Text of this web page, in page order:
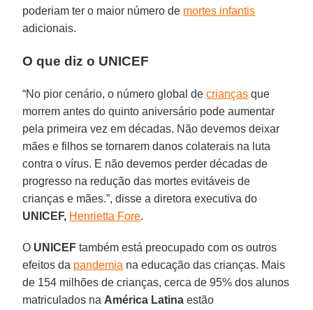
poderiam ter o maior número de mortes infantis
adicionais.
O que diz o UNICEF
“No pior cenário, o número global decrianças que
morrem antes do quinto aniversário pode aumentar
pela primeira vez em décadas. Não devemos deixar
mães e filhos se tornarem danos colaterais na luta
contra o vírus. E não devemos perder décadas de
progresso na redução das mortes evitáveis de
crianças e mães.”, disse a diretora executiva do
UNICEF, Henrietta Fore.
O UNICEF também está preocupado com os outros
efeitos da pandemia na educação das crianças. Mais
de 154 milhões de crianças, cerca de 95% dos alunos
matriculados na América Latina estão